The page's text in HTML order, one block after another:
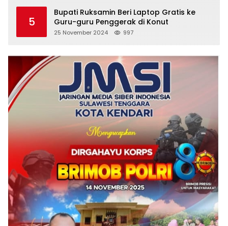
5
Bupati Ruksamin Beri Laptop Gratis ke
Guru-guru Penggerak di Konut
25 November 2024 997